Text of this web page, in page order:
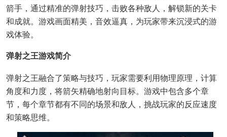
箭手，通过精准的弹射技巧，击败各种敌人，解锁新的关卡
和成就。游戏画面精美，音效逼真，为玩家带来沉浸式的游
戏体验。
弹射之王游戏简介
弹射之王融合了策略与技巧，玩家需要利用物理原理，计算
角度和力度，将箭矢精确地射向目标。游戏中包含多个章
节，每个章节都有不同的场景和敌人，挑战玩家的反应速度
和策略思维。